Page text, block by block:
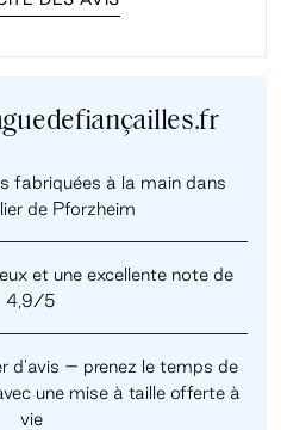
fabriquées à la main dans
de Pforzheim
et une excellente note de
4,9/5
d'avis – prenez le temps de
une mise à taille offerte à
vie